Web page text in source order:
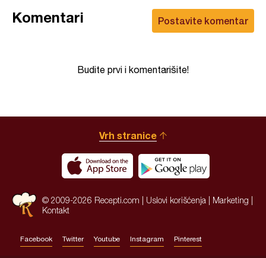
Postavite komentar
Komentari
Budite prvi i komentarišite!
Vrh stranice
© 2009-2026 Recepti.com | Uslovi korišćenja Marketing
Kontakt
Facebook Twitter Youtube Instagram Pinterest